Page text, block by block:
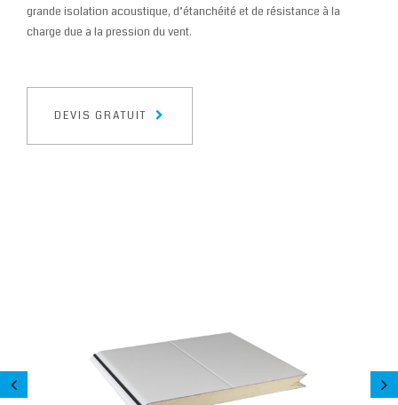
grande isolation acoustique, d’étanchéité et de résistance à la
charge due a la pression du vent.
DEVIS GRATUIT